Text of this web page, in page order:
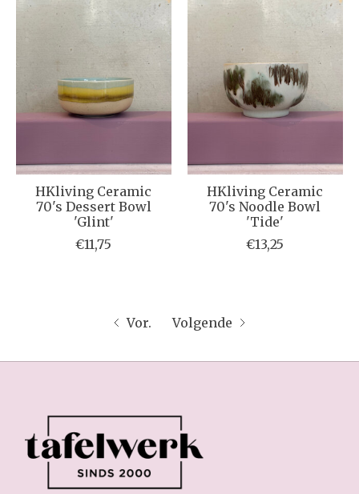
HKliving Ceramic
70's Dessert Bowl
'Glint'
€11,75
HKliving Ceramic
70's Noodle Bowl
'Tide'
€13,25
Vor. Volgende